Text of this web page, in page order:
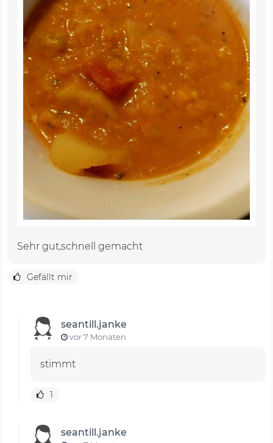
Sehr gut,schnell gemacht
Gefällt mir
seantill.janke
vor 7 Monaten
stimmt
1
seantill.janke